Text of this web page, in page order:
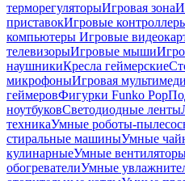
терморегуляторыИгровая зона
приставокИгровые
компьютеры Игровые
телевизорыИгровые мыши
наушникиКресла геймерские
микрофоныИгровая
геймеровФигурки Funko Pop
ноутбуковСветодиодные ленты
техникаУмные роботы-
стиральные машиныУмные
кулинарныеУмные
обогревателиУмные